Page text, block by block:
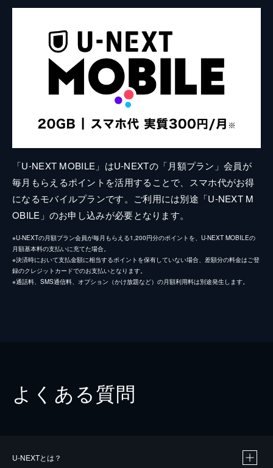
「U-NEXT MOBILE」はU-NEXTの「月額プラン」会員が
毎月もらえるポイントを活用することで、スマホ代がお得
になるモバイルプランです。ご利用には別途「U-NEXT M
OBILE」のお申し込みが必要となります。
※U-NEXTの月額プラン会員が毎月もらえる1,200円分のポイントを、U-NEXT MOBILEの
月額基本料の支払いに充てた場合。
※決済時において支払金額に相当するポイントを保有していない場合、差額分の料金はご登
録のクレジットカードでのお支払いとなります。
※通話料、SMS通信料、オプション（かけ放題など）の月額利用料は別途発生します。
よくある質問
U-NEXTとは？